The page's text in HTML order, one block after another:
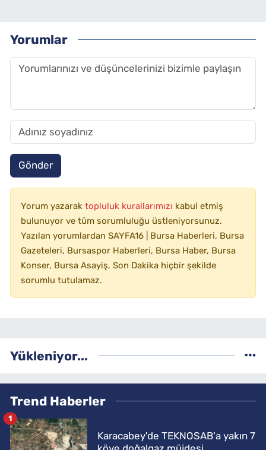
Yorumlar
Gönder
Yorum yazarak topluluk kurallarımızı kabul etmiş
bulunuyor ve tüm sorumluluğu üstleniyorsunuz.
Yazılan yorumlardan SAYFA16 | Bursa Haberleri, Bursa
Gazeteleri, Bursaspor Haberleri, Bursa Haber, Bursa
Konser, Bursa Asayiş, Son Dakika hiçbir şekilde
sorumlu tutulamaz.
Yükleniyor...
Trend Haberler
Karacabey'de TEKNOSAB'a yakın 7
1